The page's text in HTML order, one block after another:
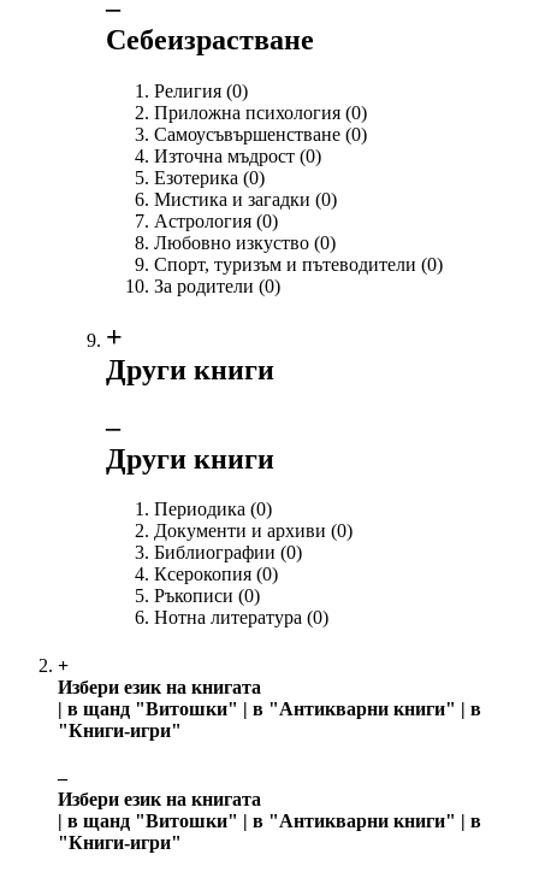
‒
Себеизрастване
Религия (0)
Приложна психология (0)
Самоусъвършенстване (0)
Източна мъдрост (0)
Езотерика (0)
Мистика и загадки (0)
Астрология (0)
Любовно изкуство (0)
Спорт, туризъм и пътеводители (0)
За родители (0)
+
Други книги
‒
Други книги
Периодика (0)
Документи и архиви (0)
Библиографии (0)
Ксерокопия (0)
Ръкописи (0)
Нотна литература (0)
+
Избери език на книгата
| в щанд "Витошки" | в "Антикварни книги" | в
"Книги-игри"
‒
Избери език на книгата
| в щанд "Витошки" | в "Антикварни книги" | в
"Книги-игри"